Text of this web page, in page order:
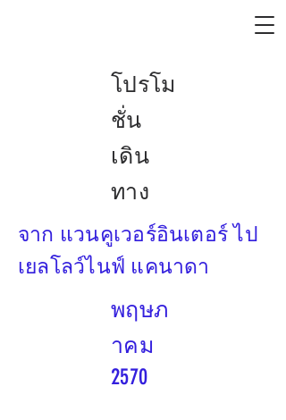
โปรโม
ชั่น
เดิน
ทาง
จาก แวนคูเวอร์อินเตอร์ ไป
เยลโลว์ไนฟ์ แคนาดา
พฤษภ
าคม
2570